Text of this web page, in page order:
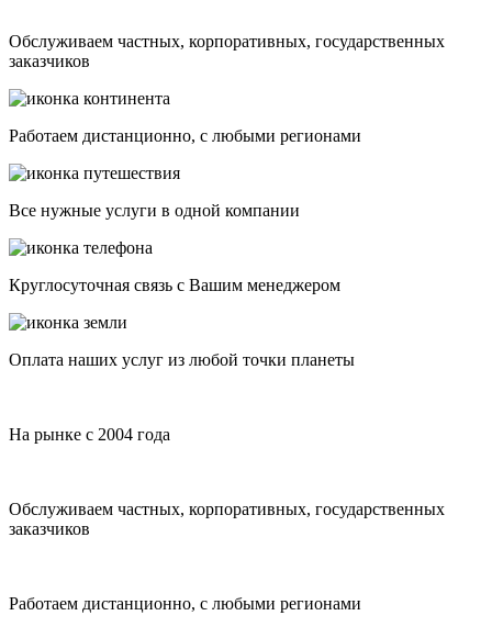
Обслуживаем частных, корпоративных, государственных
заказчиков
Работаем дистанционно, с любыми регионами
Все нужные услуги в одной компании
Круглосуточная связь с Вашим менеджером
Оплата наших услуг из любой точки планеты
На рынке с 2004 года
Обслуживаем частных, корпоративных, государственных
заказчиков
Работаем дистанционно, с любыми регионами